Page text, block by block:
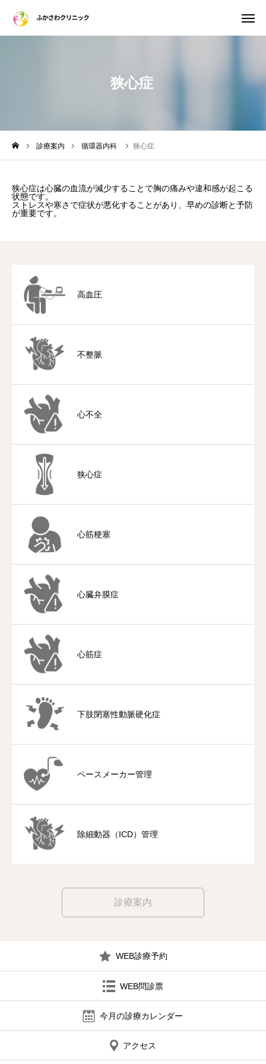
狭心症
診療案内 循環器内科 狭心症
狭心症は心臓の血流が減少することで胸の痛みや違和感が起こる
状態です。
ストレスや寒さで症状が悪化することがあり、早めの診断と予防
が重要です。
高血圧
不整脈
心不全
狭心症
心筋梗塞
心臓弁膜症
心筋症
下肢閉塞性動脈硬化症
ペースメーカー管理
除細動器（ICD）管理
診療案内
WEB診療予約
WEB問診票
今月の診療カレンダー
アクセス
施設・設備のご案内
ブログ・コラム